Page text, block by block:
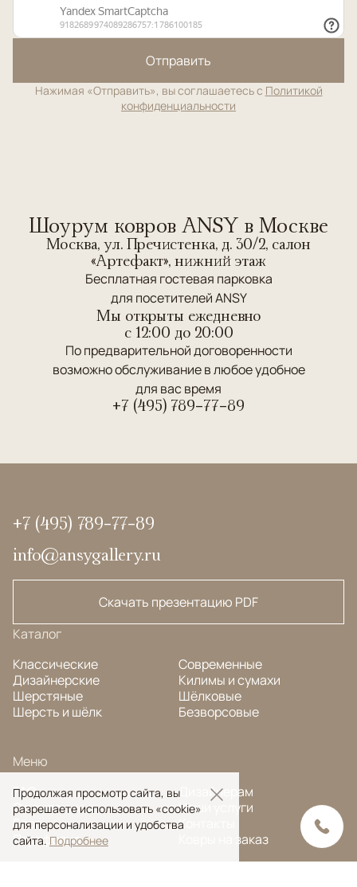
Отправить
Нажимая «Отправить», вы соглашаетесь с Политикой
конфиденциальности
Шоурум ковров ANSY в Москве
Москва, ул. Пречистенка, д. 30/2, салон
«Артефакт», нижний этаж
Бесплатная гостевая парковка
для посетителей ANSY
Мы открыты ежедневно
c 12:00 до 20:00
По предварительной договоренности
возможно обслуживание в любое удобное
для вас время
+7 (495) 789-77-89
+7 (495) 789-77-89
info@ansygallery.ru
Скачать презентацию PDF
Каталог
Классические
Дизайнерские
Шерстяные
Шерсть и шёлк
Современные
Килимы и сумахи
Шёлковые
Безворсовые
Меню
FAQ
О компании
Блог
Портфолио
Дизайнерам
Наши услуги
Контакты
Ковры на заказ
Продолжая просмотр сайта, вы
разрешаете использовать «cookie»
для персонализации и удобства
сайта. Подробнее